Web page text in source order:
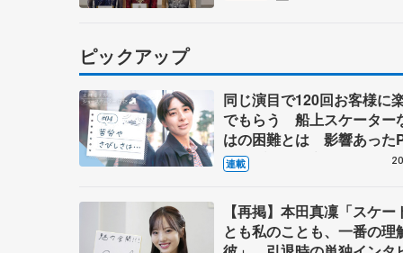
ピックアップ
同じ演目で120回お客様に
でもらう 船上スケーター
はの困難とは 影響あった
キャプテン松永さんの存在
連載
【再掲】本田真凜「スケー
とも私のことも、一番の理